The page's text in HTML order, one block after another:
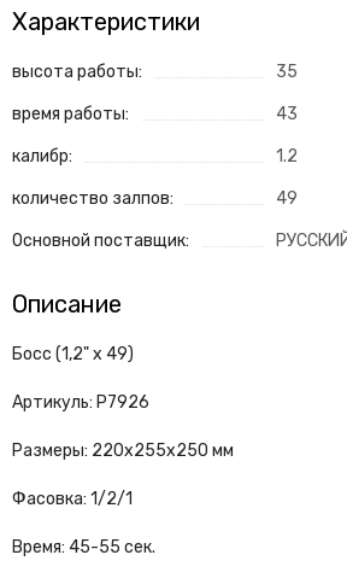
Характеристики
высота работы: 35
время работы: 43
калибр: 1.2
количество залпов: 49
Основной поставщик:
Описание
Босс (1,2" х 49)
Артикуль: Р7926
Размеры: 220х255х250 мм
Фасовка: 1/2/1
Время: 45-55 сек.